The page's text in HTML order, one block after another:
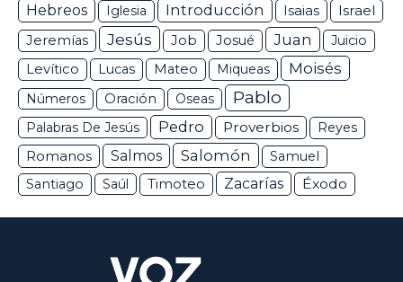
Hebreos
Iglesia Introducción Isaias Israel
Jeremías Jesús Job Josué Juan
Juicio
Levítico
Lucas Mateo Miqueas Moisés
Números Oración Oseas Pablo
Palabras De Jesús Pedro Proverbios Reyes
Romanos Salmos Salomón
Samuel
Santiago
Saúl Timoteo Zacarías Éxodo